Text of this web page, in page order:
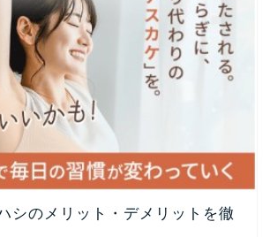
シのメリット・デメリットを徹